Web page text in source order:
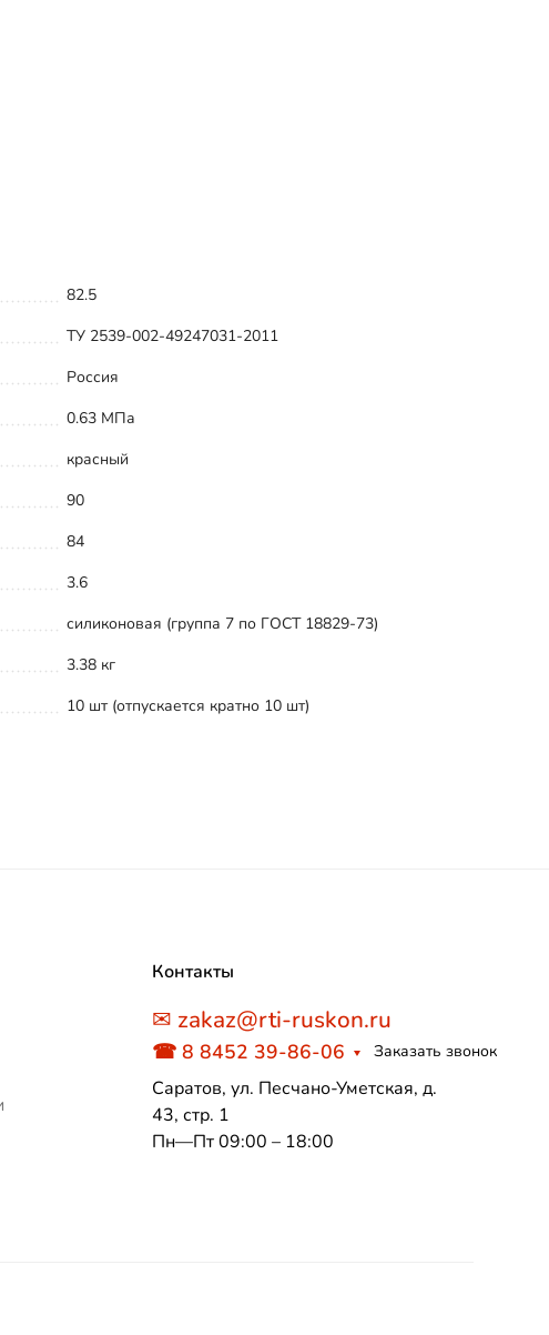
82.5
ТУ 2539-002-49247031-2011
Россия
0.63 МПа
красный
90
84
3.6
силиконовая (группа 7 по ГОСТ 18829-73)
3.38 кг
10 шт (отпускается кратно 10 шт)
Контакты
✉ zakaz@rti-ruskon.ru
☎ 8 8452 39-86-06 Заказать звонок
Саратов, ул. Песчано-Уметская, д.
43, стр. 1
Пн—Пт 09:00 – 18:00